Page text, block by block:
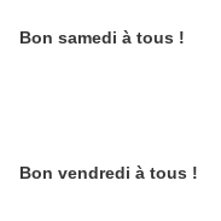
Bon samedi à tous !
Bon vendredi à tous !